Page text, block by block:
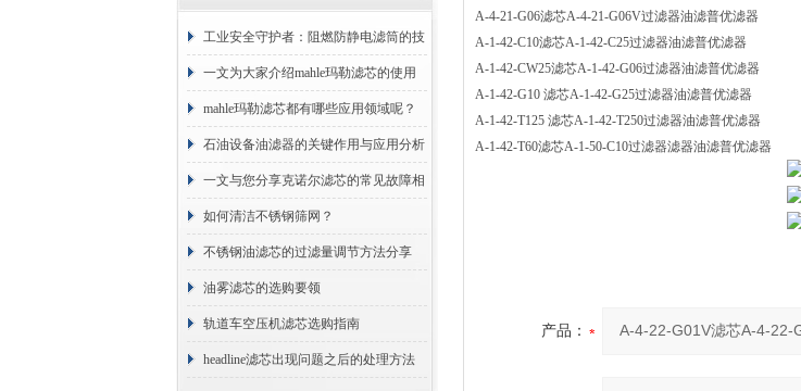
工业安全守护者：阻燃防静电滤筒的技
术原理与应用解析
一文为大家介绍mahle玛勒滤芯的使用
原理
mahle玛勒滤芯都有哪些应用领域呢？
石油设备油滤器的关键作用与应用分析
一文与您分享克诺尔滤芯的常见故障相
应解决方法
如何清洁不锈钢筛网？
不锈钢油滤芯的过滤量调节方法分享
油雾滤芯的选购要领
轨道车空压机滤芯选购指南
headline滤芯出现问题之后的处理方法
A-4-21-G06滤芯A-4-21-G06V过滤器油滤普优滤器
A-1-42-C10滤芯A-1-42-C25过滤器油滤普优滤器
A-1-42-CW25滤芯A-1-42-G06过滤器油滤普优滤器
A-1-42-G10 滤芯A-1-42-G25过滤器油滤普优滤器
A-1-42-T125 滤芯A-1-42-T250过滤器油滤普优滤器
A-1-42-T60滤芯A-1-50-C10过滤器滤器油滤普优滤器
产品：